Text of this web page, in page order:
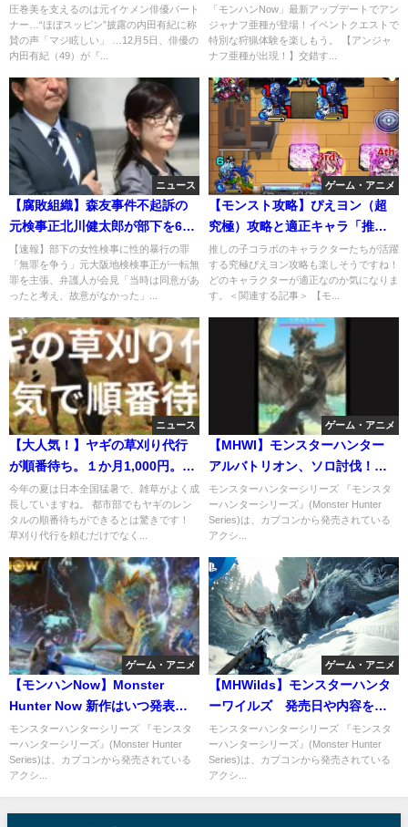
美しさ” 今年最も輝いている人
に選出
圧巻美を支えるのは元イケメン俳優パート
ナー…“ほぼスッピン”披露の内田有紀に称
賛の声「マジ眩しい」 …12月5日、俳優の
内田有紀（49）が『...
現！交錯する炎雷の顎
「モンハンNow」最新アップデートでアン
ジャナフ亜種が登場！イベントクエストで
特別な狩猟体験を楽しもう。 【アンジャ
ナフ亜種が出現！】交錯す...
ニュース
【腐敗組織】森友事件不起訴の
元検事正北川健太郎が部下を6年
間性奴隷。保釈認められず無罪
主張！
【速報】部下の女性検事に性的暴行の罪
「無罪を争う」元大阪地検検事正が一転無
罪を主張、弁護人が会見「当時は同意があ
ったと考え、故意がなかった」...
ゲーム・アニメ
【モンスト攻略】ぴえヨン（超
究極）攻略と適正キャラ「推し
の子」コラボ
推しの子コラボのキャラクターたちが活躍
する究極ぴえヨン攻略も楽しそうですね！
どのキャラクターが適正なのか気になりま
す。＜関連する記事＞ 【モ...
ニュース
【大人気！】ヤギの草刈り代行
が順番待ち。１か月1,000円。餌
代不要。
今年の夏は日本全国猛暑で、雑草がよく成
長していますね。 都市部でもヤギのレン
タルの順番待ちができるとは驚きです！
草刈り代行を頼むだけでなく...
ゲーム・アニメ
【MHWI】モンスターハンター
アルバトリオン、ソロ討伐！最
終回（希望）
モンスターハンターシリーズ 『モンスタ
ーハンターシリーズ』(Monster Hunter
Series)は、カプコンから発売されている
アクシ...
ゲーム・アニメ
【モンハンNow】Monster
Hunter Now 新作はいつ発表・
発売か！PS5で出る？
モンスターハンターシリーズ 『モンスタ
ーハンターシリーズ』(Monster Hunter
Series)は、カプコンから発売されている
アクシ...
ゲーム・アニメ
【MHWilds】モンスターハンタ
ーワイルズ 発売日や内容を紹
介
モンスターハンターシリーズ 『モンスタ
ーハンターシリーズ』(Monster Hunter
Series)は、カプコンから発売されている
アクシ...